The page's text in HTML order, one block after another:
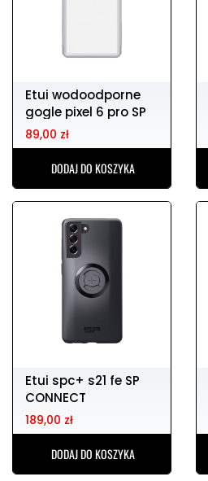
Etui wodoodporne
gogle pixel 6 pro SP
CONNECT
89,00 zł
DODAJ DO KOSZYKA
Etui spc+ s21 fe SP
CONNECT
189,00 zł
DODAJ DO KOSZYKA